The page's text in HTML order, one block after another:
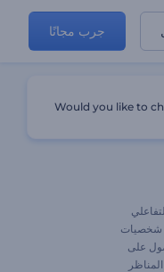
جرب مجانًا
شخصيات
على
Would you like to